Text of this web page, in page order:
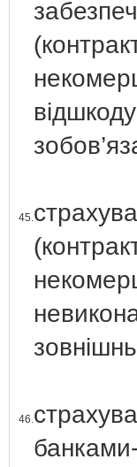
45.
46.